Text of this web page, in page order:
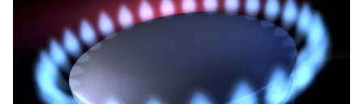
sınırlı olarak açık rızanız dahilinde kullanılacaktır.
Çerezlere ilişkin tercihlerinizi aşağıda yer alan panel
vasıtasıyla belirleyebilirsiniz. Çerezlere ilişkin detaylı bilgi
için Ayarlar butonuna tıklayabilir,Çerez Bilgilendirme